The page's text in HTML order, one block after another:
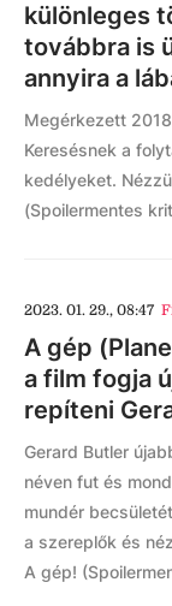
különleges
továbbra is
annyira a
Megérkezett
Keresésnek a
kedélyeket.
(Spoilermentes
2023. 01. 29., 08:47
A gép
a film fogja
repíteni
Gerard Butler
néven fut és
mundér
a szereplők és
A gép!